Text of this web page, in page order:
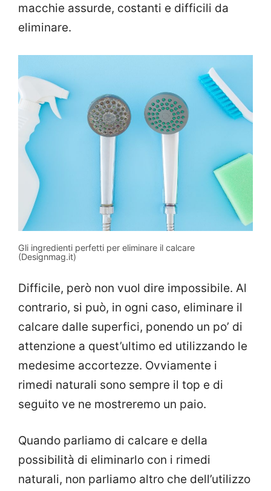
macchie assurde, costanti e difficili da
eliminare.
Gli ingredienti perfetti per eliminare il calcare
(Designmag.it)
Difficile, però non vuol dire impossibile. Al
contrario, si può, in ogni caso, eliminare il
calcare dalle superfici, ponendo un po’ di
attenzione a quest’ultimo ed utilizzando le
medesime accortezze. Ovviamente i
rimedi naturali sono sempre il top e di
seguito ve ne mostreremo un paio.
Quando parliamo di calcare e della
possibilità di eliminarlo con i rimedi
naturali, non parliamo altro che dell’utilizzo